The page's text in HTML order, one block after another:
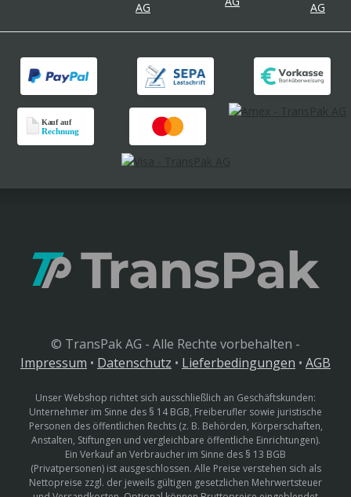
© TransPak AG - Alle Rechte vorbehalten -
Impressum • Datenschutz • Lieferbedingungen • AGB
Unser Webshop richtet sich ausschließlich an Geschäftskunden:
Unternehmer im Sinne des § 14 BGB, Freiberufler sowie juristische
Personen des öffentlichen Rechts (z. B. Behörden, Körperschaften,
Anstalten, Stiftungen und vergleichbare öffentliche Einrichtungen).
Ein Verkauf an Verbraucher im Sinne des § 13 BGB
(Privatpersonen) ist ausgeschlossen. Alle Preise verstehen sich als
Nettopreise zzgl. der jeweils gültigen gesetzlichen Mehrwertsteuer